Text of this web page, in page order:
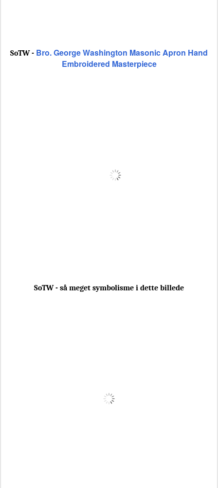
SoTW - Bro. George Washington Masonic Apron Hand
Embroidered Masterpiece
SoTW - så meget symbolisme i dette billede